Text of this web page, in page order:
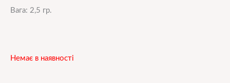
Вага: 2,5 гр.
Немає в наявності